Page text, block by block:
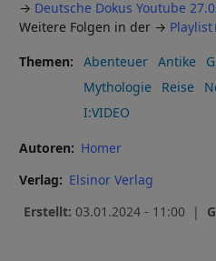
→ Deutsche Dokus Youtube
Weitere Folgen in der → Playlist
Themen Abenteuer Antike
Mythologie
Reise
I:VIDEO
Autoren
Homer
Verlag
Elsinor Verlag
Erstellt: 03.01.2024 - 11:00 |